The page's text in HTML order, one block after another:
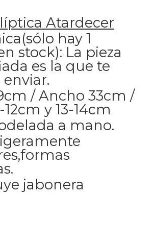
Atardecer
hay 1
stock): La pieza
es la que te
/ Ancho 33cm /
12cm y 13-14cm
a mano.
jabonera